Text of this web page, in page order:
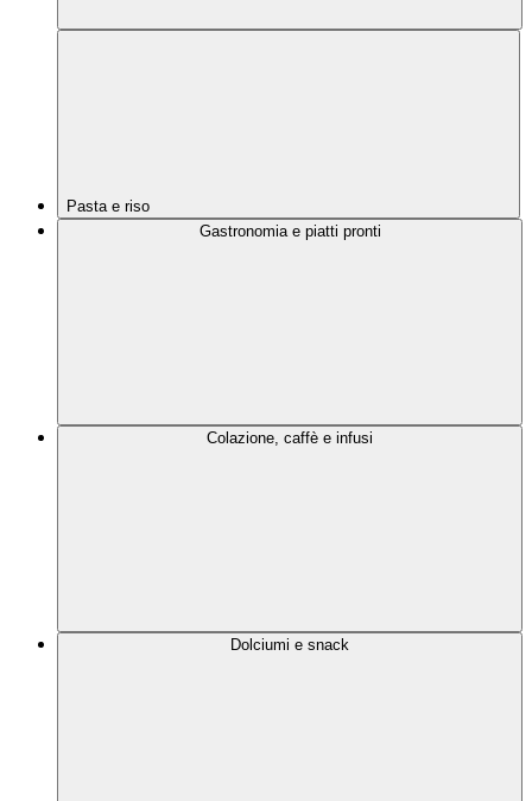
Pasta e riso
Gastronomia e piatti pronti
Colazione, caffè e infusi
Dolciumi e snack